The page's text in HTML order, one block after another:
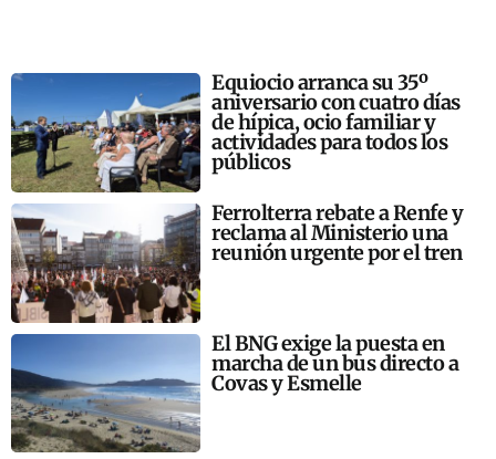
Equiocio arranca su 35º
aniversario con cuatro días
de hípica, ocio familiar y
actividades para todos los
públicos
Ferrolterra rebate a Renfe y
reclama al Ministerio una
reunión urgente por el tren
El BNG exige la puesta en
marcha de un bus directo a
Covas y Esmelle